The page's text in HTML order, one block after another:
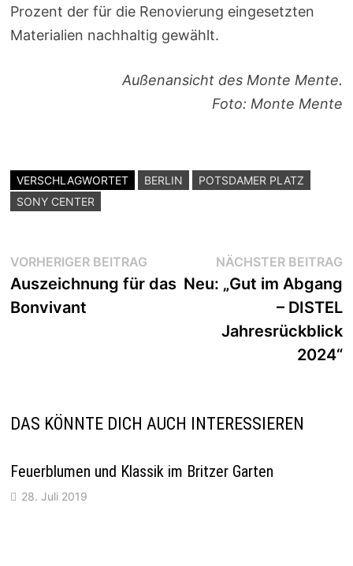
Prozent der für die Renovierung eingesetzten
Materialien nachhaltig gewählt.
Außenansicht des Monte Mente.
Foto: Monte Mente
VERSCHLAGWORTET BERLIN
POTSDAMER PLATZ
SONY CENTER
Beitragsnavigation
VORHERIGER BEITRAGVorheriger
Beitrag:
Auszeichnung für das
Bonvivant
NÄCHSTER BEITRAG
Neu: „Gut im Abgang
– DISTEL
Jahresrückblick
2024“
DAS KÖNNTE DICH AUCH INTERESSIEREN
Feuerblumen und Klassik im Britzer Garten
28. Juli 2019